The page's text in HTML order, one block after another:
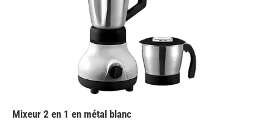
Mixeur 2 en 1 en métal blanc